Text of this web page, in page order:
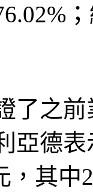
了之
亞德
，其中